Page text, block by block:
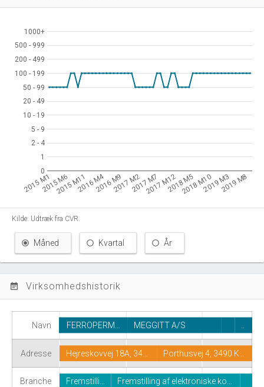
2015 M12015 M62015 M112016 M42016 M92017 M22017 M72017 M122018 M52018 M102019 M32019 M8
0
0
11
2 - 4
2 - 4
5 - 9
5 - 9
10 - 19
10 - 19
20 - 49
20 - 49
50 - 99
50 - 99
100 - 199
100 - 199
200 - 499
200 - 499
500 - 999
500 - 999
1000+
1000+
Kilde: Udtræk fra CVR.
Måned Kvartal År
event_note Virksomhedshistorik
Navn
Adresse
Branche
FERROPERM… MEGGITT A/S
Hejreskovvej 18A, 34… Porthusvej 4, 3490 K…
Fremstilli… Fremstilling af elektroniske ko…